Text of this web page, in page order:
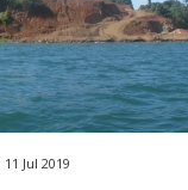
11 Jul 2019